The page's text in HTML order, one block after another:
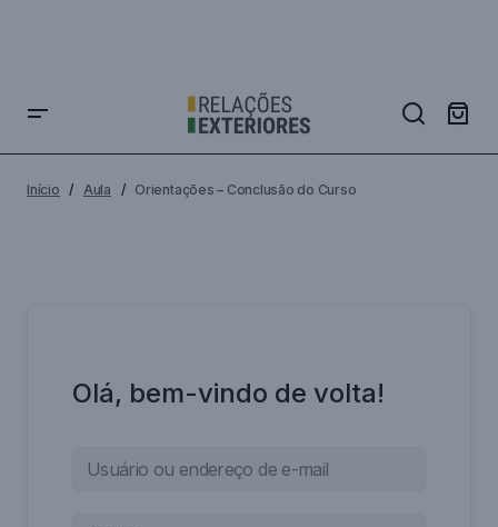
Início Aula Orientações – Conclusão do Curso
Olá, bem-vindo de volta!